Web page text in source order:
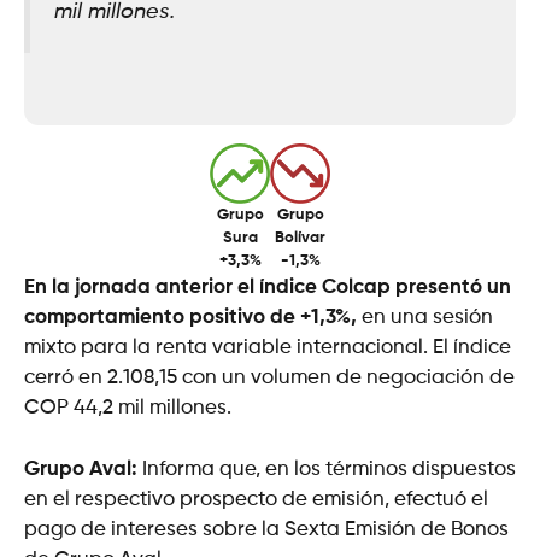
mil millones.
Grupo
Sura
+3,3%
Grupo
Bolívar
-1,3%
En la jornada anterior el índice Colcap presentó un
comportamiento positivo de +1,3%, en una sesión
mixto para la renta variable internacional. El índice
cerró en 2.108,15 con un volumen de negociación de
COP 44,2 mil millones.
Grupo Aval: Informa que, en los términos dispuestos
en el respectivo prospecto de emisión, efectuó el
pago de intereses sobre la Sexta Emisión de Bonos